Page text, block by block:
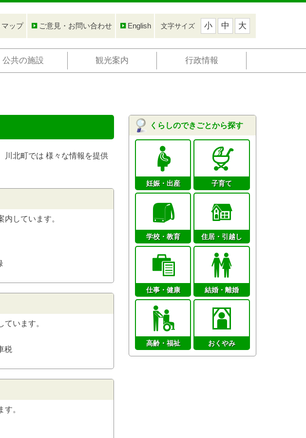
ップ ご意見・お問い合わせ English 文字サイズ 小 中 大
公共の施設 観光案内 行政情報
川北町では 様々な情報を提供
しています。
います。
税
。
くらしのできごとから探す
妊娠・出産 子育て
学校・教育 住居・引越し
仕事・健康 結婚・離婚
高齢・福祉 おくやみ